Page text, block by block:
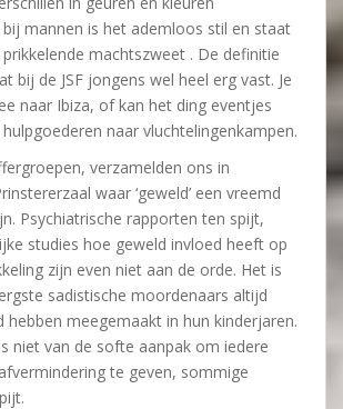
mannen is het ademloos stil en staat
machtszweet . De definitie
bij de JSF jongens wel heel erg vast. Je
naar Ibiza, of kan het ding eventjes
naar vluchtelingenkampen.
verzamelden ons in
waar ‘geweld’ een vreemd
Psychiatrische rapporten ten spijt,
studies hoe geweld invloed heeft op
zijn even niet aan de orde. Het is
sadistische moordenaars altijd
hebben meegemaakt in hun kinderjaren.
niet van de softe aanpak om iedere
te geven, sommige